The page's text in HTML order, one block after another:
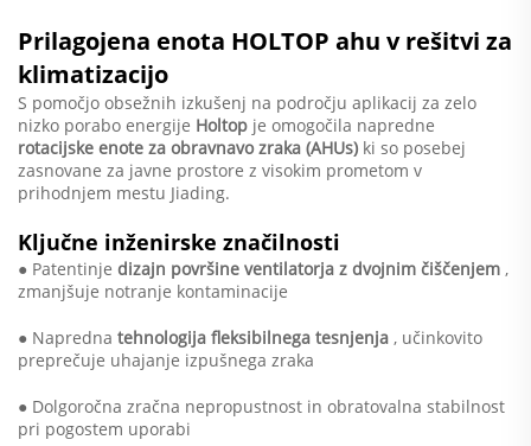
Prilagojena enota HOLTOP ahu v rešitvi za
klimatizacijo
S pomočjo obsežnih izkušenj na področju aplikacij za zelo
nizko porabo energije Holtop je omogočila napredne
rotacijske enote za obravnavo zraka (AHUs) ki so posebej
zasnovane za javne prostore z visokim prometom v
prihodnjem mestu Jiading.
Ključne inženirske značilnosti
● Patentinje dizajn površine ventilatorja z dvojnim čiščenjem ,
zmanjšuje notranje kontaminacije
● Napredna tehnologija fleksibilnega tesnjenja , učinkovito
preprečuje uhajanje izpušnega zraka
● Dolgoročna zračna nepropustnost in obratovalna stabilnost
pri pogostem uporabi